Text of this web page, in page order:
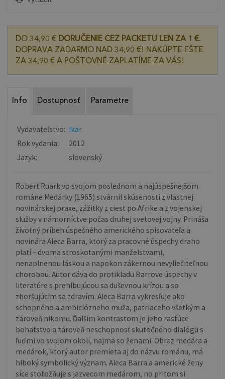
DO 34,90 € DORUČENIE CEZ PACKETU LEN ZA 1 €.
DOPRAVA ZADARMO NAD 34,90 €! NAKÚPTE EŠTE
ZA 34,90 € A POŠTOVNÉ ZAPLATÍME ZA VÁS!
Info Dostupnosť Parametre
Vydavateľstvo: Ikar
Rok vydania:
2012
Jazyk:
slovenský
Robert Ruark vo svojom poslednom a najúspešnejšom
románe Medárky (1965) stvárnil skúsenosti z vlastnej
novinárskej praxe, zážitky z ciest po Afrike a z vojenskej
služby v námorníctve počas druhej svetovej vojny. Prináša
životný príbeh úspešného amerického spisovateľa a
novinára Aleca Barra, ktorý za pracovné úspechy draho
platí – dvoma stroskotanými manželstvami,
nenaplnenou láskou a napokon zákernou nevyliečiteľnou
chorobou. Autor dáva do protikladu Barrove úspechy v
literatúre s prehlbujúcou sa duševnou krízou a so
zhoršujúcim sa zdravím. Aleca Barra vykresľuje ako
schopného a ambiciózneho muža, patriaceho všetkým a
zároveň nikomu. Ďalším kontrastom je jeho rastúce
bohatstvo a zároveň neschopnosť skutočného dialógu s
ľuďmi vo svojom okolí, najmä so ženami. Obraz medára a
medárok, ktorý autor premieta aj do názvu románu, má
hlboký symbolický význam. Aleca Barra a americké ženy
síce stotožňuje s jazvecom medárom, no pritom si